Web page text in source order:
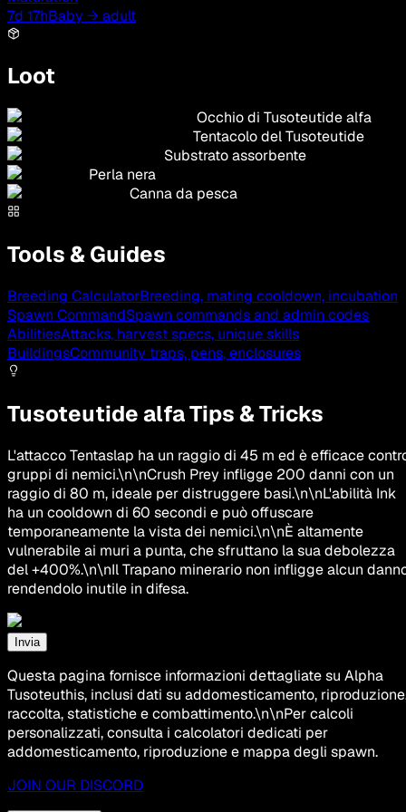
7d 17hBaby → adult
Loot
Occhio di Tusoteutide alfa
Tentacolo del Tusoteutide
Substrato assorbente
Perla nera
Canna da pesca
Tools & Guides
Breeding CalculatorBreeding, mating cooldown, incubation
Spawn CommandSpawn commands and admin codes
AbilitiesAttacks, harvest specs, unique skills
BuildingsCommunity traps, pens, enclosures
Tusoteutide alfa Tips & Tricks
L'attacco Tentaslap ha un raggio di 45 m ed è efficace
gruppi di nemici.\n\nCrush Prey infligge 200 danni con un
raggio di 80 m, ideale per distruggere basi.\n\nL'abilità Ink
ha un cooldown di 60 secondi e può offuscare
temporaneamente la vista dei nemici.\n\nÈ altamente
vulnerabile ai muri a punta, che sfruttano la sua debolezza
del +400%.\n\nIl Trapano minerario non infligge alcun
rendendolo inutile in difesa.
Invia
Questa pagina fornisce informazioni dettagliate su Alpha
Tusoteuthis, inclusi dati su addomesticamento,
raccolta, statistiche e combattimento.\n\nPer calcoli
personalizzati, consulta i calcolatori dedicati per
addomesticamento, riproduzione e mappa degli spawn.
JOIN OUR DISCORD